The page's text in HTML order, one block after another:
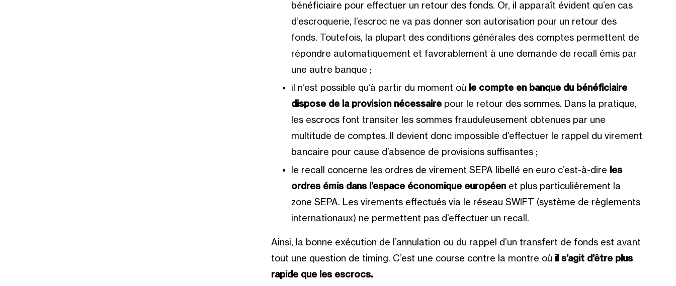
bénéficiaire pour effectuer un retour des fonds. Or, il apparaît évident qu’en cas
d’escroquerie, l’escroc ne va pas donner son autorisation pour un retour des
fonds. Toutefois, la plupart des conditions générales des comptes permettent de
répondre automatiquement et favorablement à une demande de recall émis par
une autre banque ;
il n’est possible qu’à partir du moment où
le compte en banque du bénéficiaire
dispose de la provision nécessairepour le retour des sommes. Dans la pratique,
les escrocs font transiter les sommes frauduleusement obtenues par une
multitude de comptes. Il devient donc impossible d’effectuer le rappel du virement
bancaire pour cause d’absence de provisions suffisantes ;
le recall concerne les ordres de virement SEPA libellé en euro c’est-à-dire
les
ordres émis dans l’espace économique européenet plus particulièrement la
zone SEPA. Les virements effectués via le réseau SWIFT (système de règlements
internationaux) ne permettent pas d’effectuer un recall.
Ainsi, la bonne exécution de l’annulation ou du rappel d’un transfert de fonds est avant
tout une question de timing. C’est une course contre la montre où il s’agit d’être plus
rapide que les escrocs.